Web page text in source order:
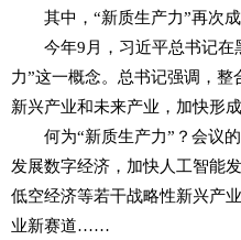
其中，“新质生产力”再次成
今年9月，习近平总书记在
力”这一概念。总书记强调，
新兴产业和未来产业，加快形
何为“新质生产力”？会议的
发展数字经济，加快人工智能
低空经济等若干战略性新兴产
业新赛道……